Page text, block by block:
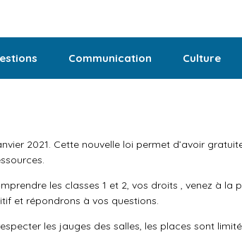
Communication Culture
2021. Cette nouvelle loi permet d’avoir
les classes 1 et 2, vos droits , venez à la
et répondrons à vos questions.
les jauges des salles, les places sont